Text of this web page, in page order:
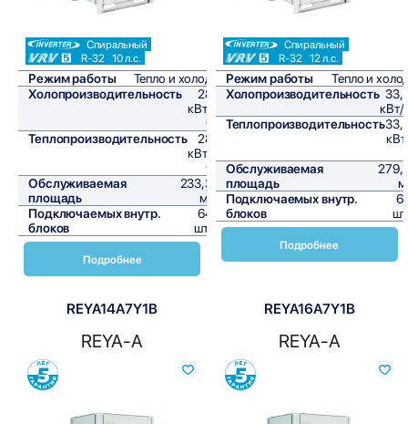
Спиральный
R-32
10 л.с.
Режим работы
Тепло и холод
Холопроизводительность
28
кВт/
ч
Теплопроизводительность
28
кВт/
ч
Обслуживаемая
площадь
233,3
м²
Подключаемых внутр.
блоков
64
шт,
Подробнее
Спиральный
R-32
12 л.с.
Режим работы
Тепло и
Холопроизводительность
кВт/
Теплопроизводительность
Обслуживаемая
площадь
Подключаемых внутр.
блоков
Подробнее
REYA14A7Y1B
REYA-A
REYA16A7Y1B
REYA-A